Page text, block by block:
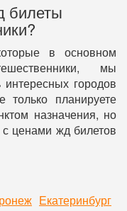
билеты
в основном
мы
городов
планируете
назначения, но
ценами жд билетов
Екатеринбург